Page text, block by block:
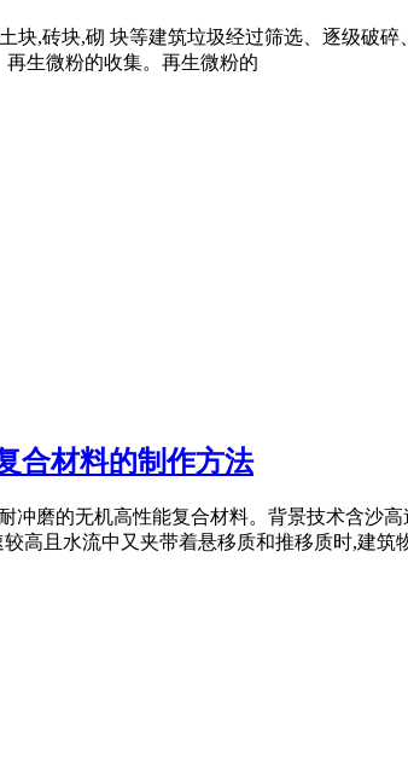
块,砖块,砌 块等建筑垃圾经过筛选、逐级破
生微粉的收集。再生微粉的
合材料的制作方法
冲磨的无机高性能复合材料。背景技术含沙
高且水流中又夹带着悬移质和推移质时,建筑